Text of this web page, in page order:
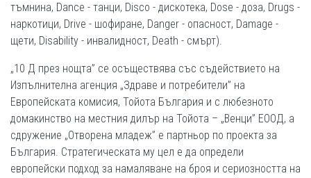
тъмнина, Dance - танци, Disco - дискотека, Dose - доза, Drugs -
наркотици, Drive - шофиране, Danger - опасност, Damage -
щети, Disability - инвалидност, Death - смърт).
„10 Д през нощта” се осъществява със съдействието на
Изпълнителна агенция „Здраве и потребители” на
Европейската комисия, Тойота България и с любезното
домакинство на местния дилър на Тойота – „Венци” ЕООД, а
сдружение „Отворена младеж” е партньор по проекта за
България. Стратегическата му цел е да определи
европейски подход за намаляване на броя и сериозността на